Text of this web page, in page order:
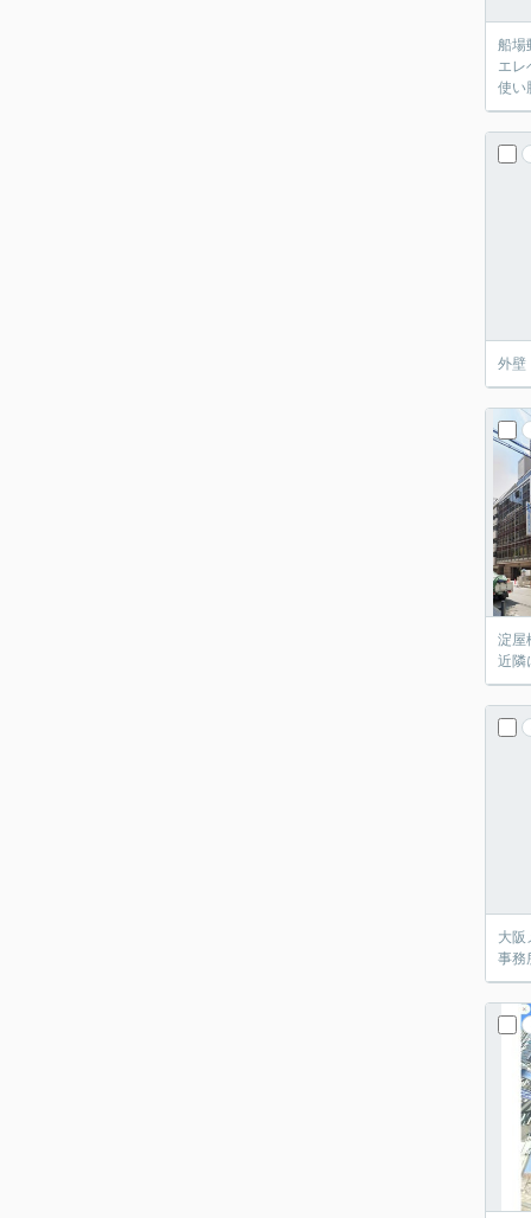
船場
エレ
使い
外壁
淀屋
近隣
大阪
事務